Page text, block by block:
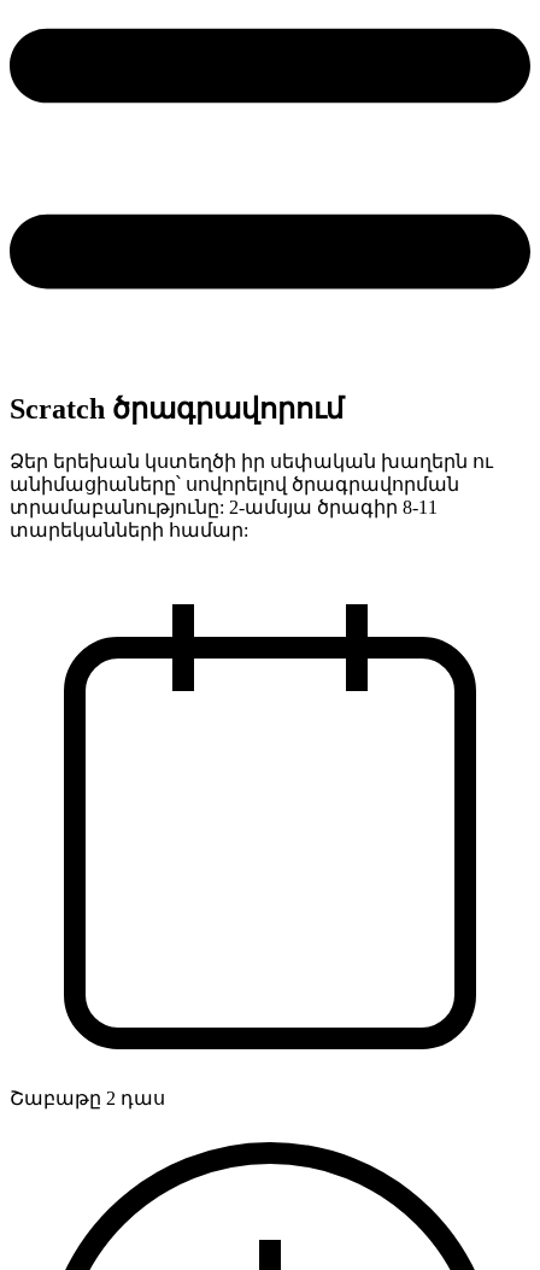
Scratch ծրագրավորում
Ձեր երեխան կստեղծի իր սեփական խաղերն ու
անիմացիաները՝ սովորելով ծրագրավորման
տրամաբանությունը: 2-ամսյա ծրագիր 8-11
տարեկանների համար:
Շաբաթը 2 դաս